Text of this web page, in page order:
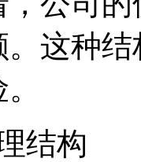
这种
结构